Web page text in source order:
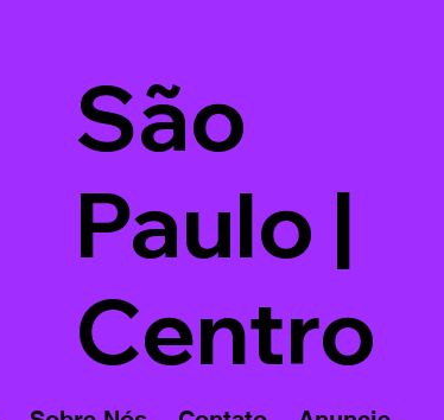
São
Paulo |
Centro